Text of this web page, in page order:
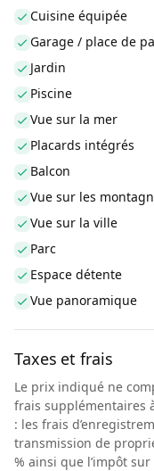
Cuisine équipée
Garage / place de
Jardin
Piscine
Vue sur la mer
Placards intégrés
Balcon
Vue sur les
Vue sur la ville
Parc
Espace détente
Vue panoramique
Taxes et frais
Le prix indiqué ne
frais supplémentaires
: les frais
transmission de
% ainsi que l’impôt